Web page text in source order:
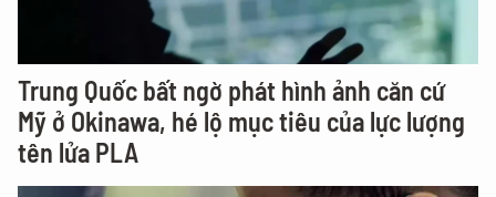
Trung Quốc bất ngờ phát hình ảnh căn cứ
Mỹ ở Okinawa, hé lộ mục tiêu của lực lượng
tên lửa PLA